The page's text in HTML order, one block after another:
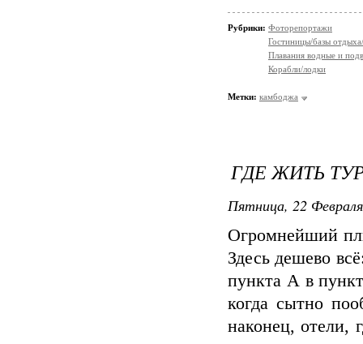
Рубрики: Фоторепортажи
Гостиницы/базы
Плавания водные и
Корабли/лодки
Метки: камбоджа
ГДЕ ЖИТЬ
Пятница, 22
Огромнейший
Здесь дешево
пункта А в
когда сытно
наконец, отели,